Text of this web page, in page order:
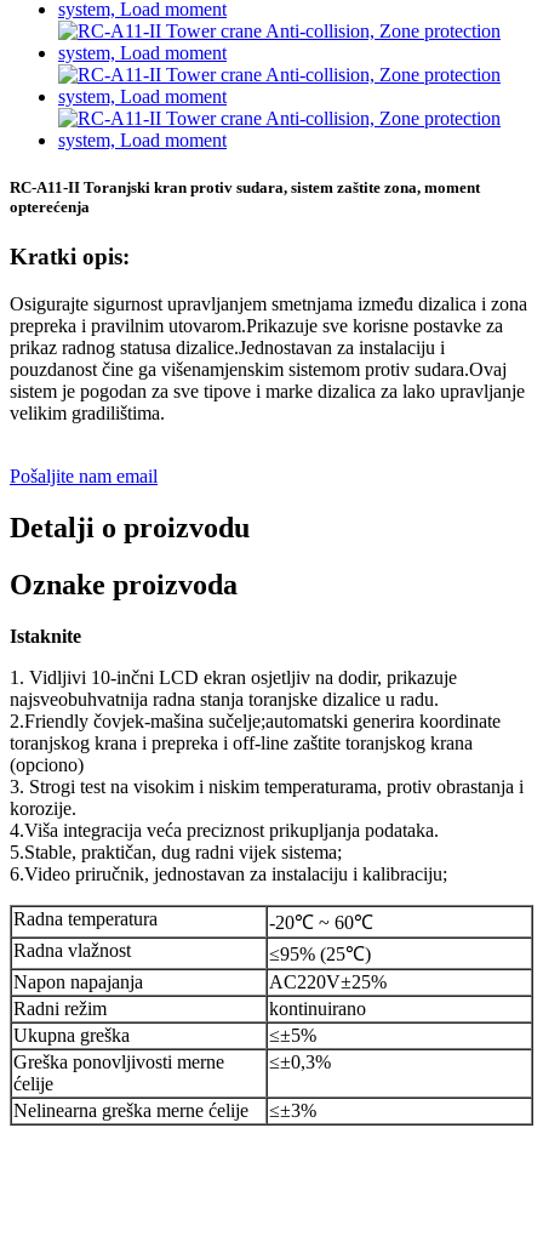
RC-A11-II Toranjski kran protiv sudara, sistem zaštite zona, moment
opterećenja
Kratki opis:
Osigurajte sigurnost upravljanjem smetnjama između dizalica i zona
prepreka i pravilnim utovarom.Prikazuje sve korisne postavke za
prikaz radnog statusa dizalice.Jednostavan za instalaciju i
pouzdanost čine ga višenamjenskim sistemom protiv sudara.Ovaj
sistem je pogodan za sve tipove i marke dizalica za lako upravljanje
velikim gradilištima.
Pošaljite nam email
Detalji o proizvodu
Oznake proizvoda
Istaknite
1. Vidljivi 10-inčni LCD ekran osjetljiv na dodir, prikazuje
najsveobuhvatnija radna stanja toranjske dizalice u radu.
2.Friendly čovjek-mašina sučelje;automatski generira koordinate
toranjskog krana i prepreka i off-line zaštite toranjskog krana
(opciono)
3. Strogi test na visokim i niskim temperaturama, protiv obrastanja i
korozije.
4.Viša integracija veća preciznost prikupljanja podataka.
5.Stable, praktičan, dug radni vijek sistema;
6.Video priručnik, jednostavan za instalaciju i kalibraciju;
Radna temperatura
-20℃ ~ 60℃
Radna vlažnost
≤95% (25℃)
Napon napajanja
AC220V±25%
Radni režim
kontinuirano
Ukupna greška
≤±5%
Greška ponovljivosti merne
ćelije
≤±0,3%
Nelinearna greška merne ćelije ≤±3%